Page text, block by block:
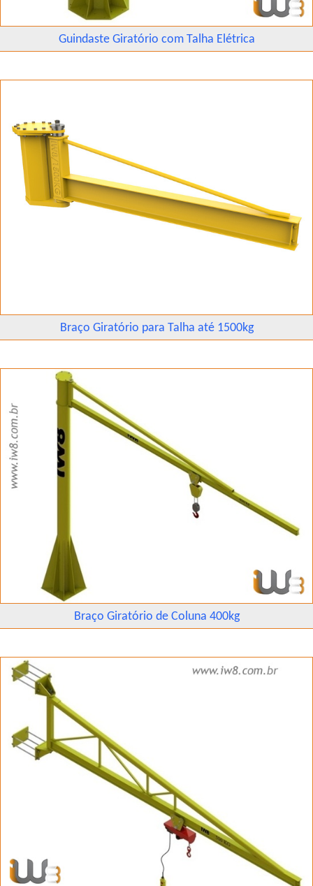
Guindaste Giratório com Talha Elétrica
Braço Giratório para Talha até 1500kg
Braço Giratório de Coluna 400kg